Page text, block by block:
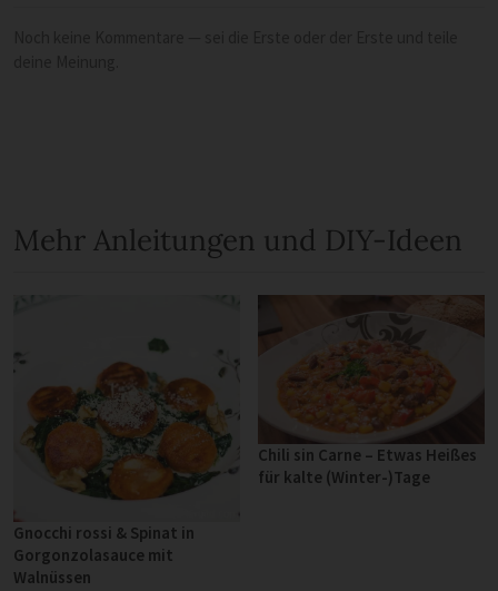
Mehr Anleitungen und DIY-Ideen
Gnocchi rossi & Spinat in
Gorgonzolasauce mit
Walnüssen
Chili sin Carne – Etwas Heißes
für kalte (Winter-)Tage